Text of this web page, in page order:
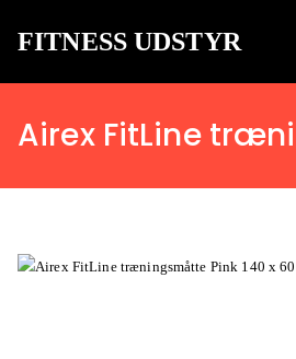
FITNESS UDSTYR
Airex FitLine